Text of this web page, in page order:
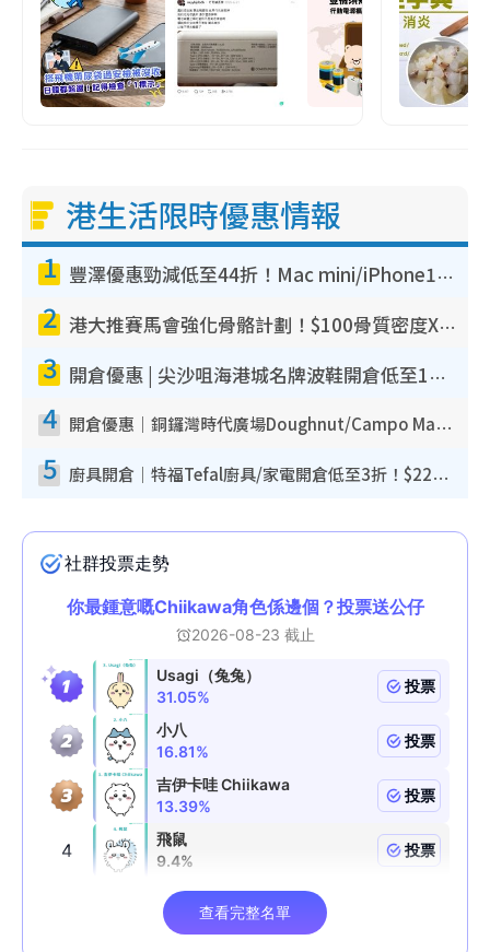
港生活限時優惠情報
1 豐澤優惠勁減低至44折！Mac mini/iPhone17Pro大減價！廚房家電$220起
2 港大推賽馬會強化骨骼計劃！$100骨質密度X光檢查 完成免費運動訓練送超市禮券！附參加資格
3 開倉優惠 | 尖沙咀海港城名牌波鞋開倉低至1折！On鞋$899起／Joy&Peace鞋履$98起
4 開倉優惠｜銅鑼灣時代廣場Doughnut/Campo Marzio開倉低至1折！背囊、書包、手袋劈價$200起
5 廚具開倉｜特福Tefal廚具/家電開倉低至3折！$220起買平底鍋/炒鑊/湯煲！電飯煲/吸塵機/燙斗$418起